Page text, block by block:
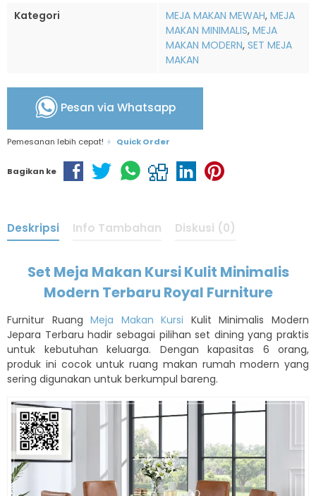
Kategori
MEJA MAKAN MEWAH, MEJA
MAKAN MINIMALIS, MEJA
MAKAN MODERN, SET MEJA
MAKAN
Pesan via Whatsapp
Pemesanan lebih cepat! Quick Order
Bagikan ke
Deskripsi Info Tambahan Diskusi (0)
Set Meja Makan Kursi Kulit Minimalis
Modern Terbaru Royal Furniture
Furnitur RuangMeja Makan Kursi Kulit Minimalis Modern
Jepara Terbaru hadir sebagai pilihan set dining yang praktis
untuk kebutuhan keluarga. Dengan kapasitas 6 orang,
produk ini cocok untuk ruang makan rumah modern yang
sering digunakan untuk berkumpul bareng.